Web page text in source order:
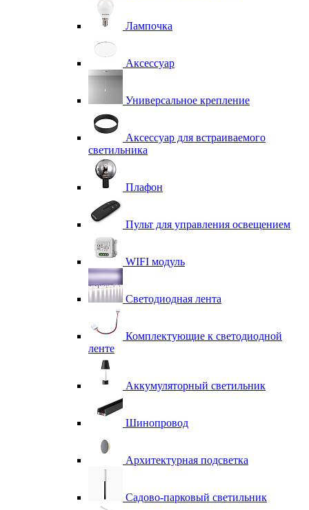
Лампочка
Аксессуар
Универсальное крепление
Аксессуар для встраиваемого
светильника
Плафон
Пульт для управления освещением
WIFI модуль
Светодиодная лента
Комплектующие к светодиодной
ленте
Аккумуляторный светильник
Шинопровод
Архитектурная подсветка
Садово-парковый светильник